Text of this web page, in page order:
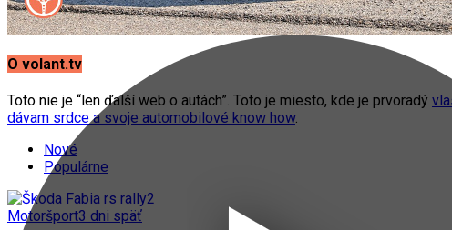
O volant.tv
Toto nie je “len ďalší web o autách”. Toto je miesto, kde je prvoradý
dávam srdce a svoje automobilové know how.
Nové
Populárne
Motoršport3 dni späť